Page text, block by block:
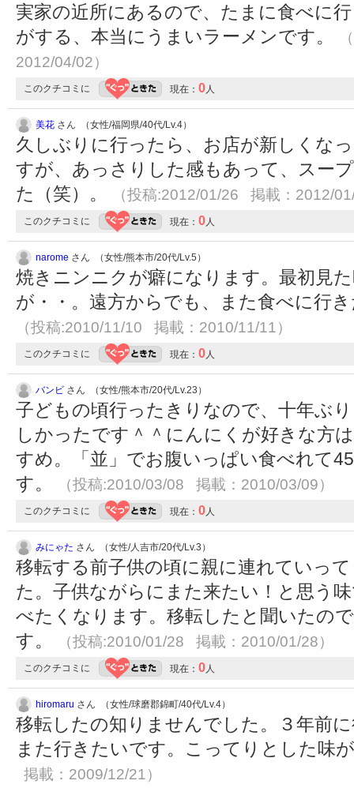
実家の近所にあるので、たまに食べに
がする、本当にうまいラーメンです。
2012/04/02）
このクチコミに 現在： 0 人
美花 さん （女性/福岡県/40代/Lv.4）
久しぶりに行ったら、お店が新しくな
すが、あっさりした感もあって、スー
た（笑）。
（投稿:2012/01/26 掲載：2012/
このクチコミに 現在： 0 人
narome さん （女性/熊本市/20代/Lv.5）
焼きニンニクが癖になります。最初見
が・・。遠方からでも、また食べに行
（投稿:2010/11/10 掲載：2010/11/11）
このクチコミに 現在： 0 人
バンビ さん （女性/熊本市/20代/Lv.23）
子どもの頃行ったきりなので、十年ぶ
しかったです＾＾にんにくが好きな方
すめ。「並」でお腹いっぱい食べれて
す。
（投稿:2010/03/08 掲載：2010/03/09）
このクチコミに 現在： 0 人
みにゃた さん （女性/人吉市/20代/Lv.3）
移転する前子供の頃に親に連れていっ
た。子供ながらにまた来たい！と思う
べたくなります。移転したと聞いたの
す。
（投稿:2010/01/28 掲載：2010/01/28）
このクチコミに 現在： 0 人
hiromaru さん （女性/球磨郡錦町/40代/Lv.4）
移転したの知りませんでした。３年前
また行きたいです。こってりとした味
掲載：2009/12/21）